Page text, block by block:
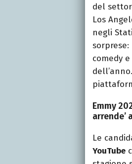
del
Los
negli
sorprese:
comedy
Emmy
arrende’
Le
YouTube